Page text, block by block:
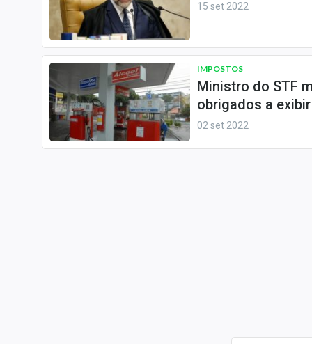
15 set 2022
IMPOSTOS
Ministro do STF
obrigados a
02 set 2022